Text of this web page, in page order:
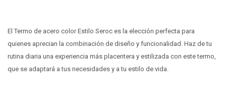
El Termo de acero color Estilo Seroc es la elección perfecta para
quienes aprecian la combinación de diseño y funcionalidad. Haz de tu
rutina diaria una experiencia más placentera y estilizada con este termo,
que se adaptará a tus necesidades y a tu estilo de vida.